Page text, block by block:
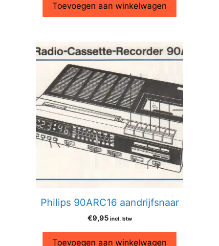
Toevoegen aan winkelwagen
Philips 90ARC16 aandrijfsnaar
€9,95 incl. btw
Toevoegen aan winkelwagen